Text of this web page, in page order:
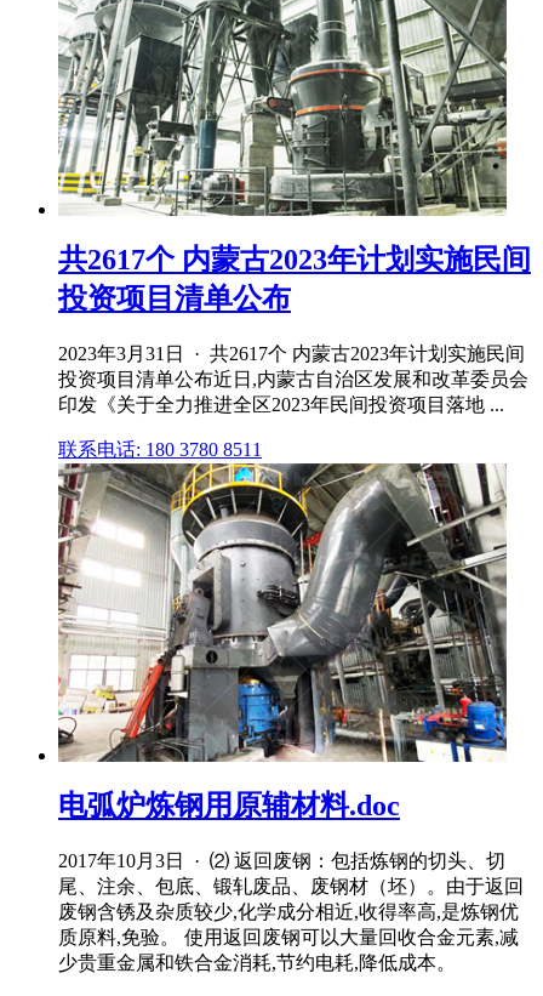
共2617个 内蒙古2023年计划实施民间
投资项目清单公布
2023年3月31日 · 共2617个 内蒙古2023年计划实施民间
投资项目清单公布近日,内蒙古自治区发展和改革委员会
印发《关于全力推进全区2023年民间投资项目落地 ...
联系电话: 180 3780 8511
电弧炉炼钢用原辅材料.doc
2017年10月3日 · ⑵ 返回废钢：包括炼钢的切头、切
尾、注余、包底、锻轧废品、废钢材（坯）。由于返回
废钢含锈及杂质较少,化学成分相近,收得率高,是炼钢优
质原料,免验。 使用返回废钢可以大量回收合金元素,减
少贵重金属和铁合金消耗,节约电耗,降低成本。